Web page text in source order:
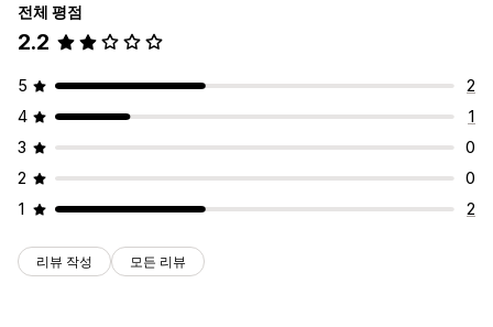
전체 평점
2.2
5
2
4
1
3
0
2
0
1
2
리뷰 작성 모든 리뷰